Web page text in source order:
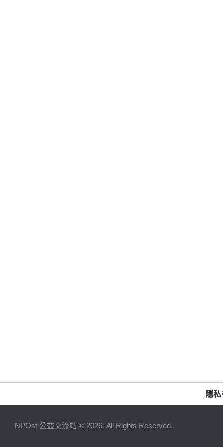
隱
NPOst 公益交流站 © 2026. All Rights Reserved.